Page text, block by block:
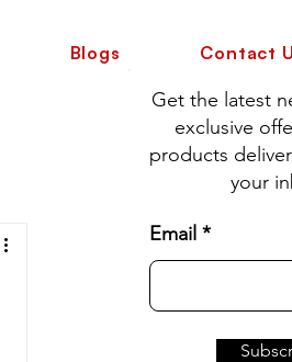
Blogs Contact
Get the latest
exclusive
products
your
Email